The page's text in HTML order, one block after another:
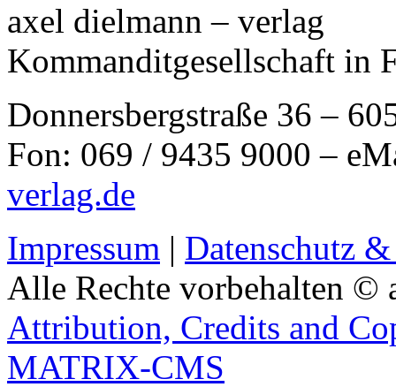
axel dielmann – verlag
Kommanditgesellschaft in
Donnersbergstraße 36 –
Fon: 069 / 9435 9000 –
verlag.de
Impressum | Datenschutz
Alle Rechte vorbehalten ©
Attribution, Credits and
MATRIX-CMS